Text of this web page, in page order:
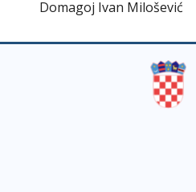
Ivan Milošević